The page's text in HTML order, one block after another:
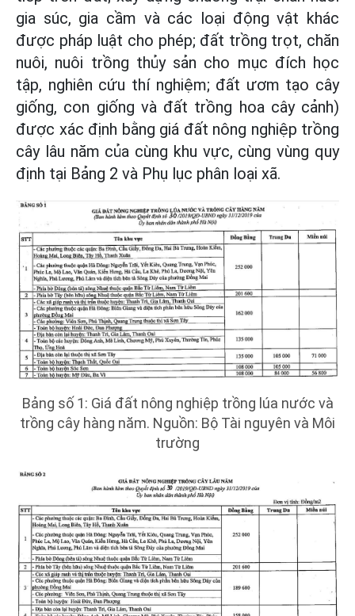
gia súc, gia cầm và các loại động vật khác
được pháp luật cho phép; đất trồng trọt, chăn
nuôi, nuôi trồng thủy sản cho mục đích học
tập, nghiên cứu thí nghiệm; đất ươm tạo cây
giống, con giống và đất trồng hoa cây cảnh)
được xác định bằng giá đất nông nghiệp trồng
cây lâu năm của cùng khu vực, cùng vùng quy
định tại Bảng 2 và Phụ lục phân loại xã.
Bảng số 1: Giá đất nông nghiệp trồng lúa nước và
trồng cây hàng năm. Nguồn: Bộ Tài nguyên và Môi
trường